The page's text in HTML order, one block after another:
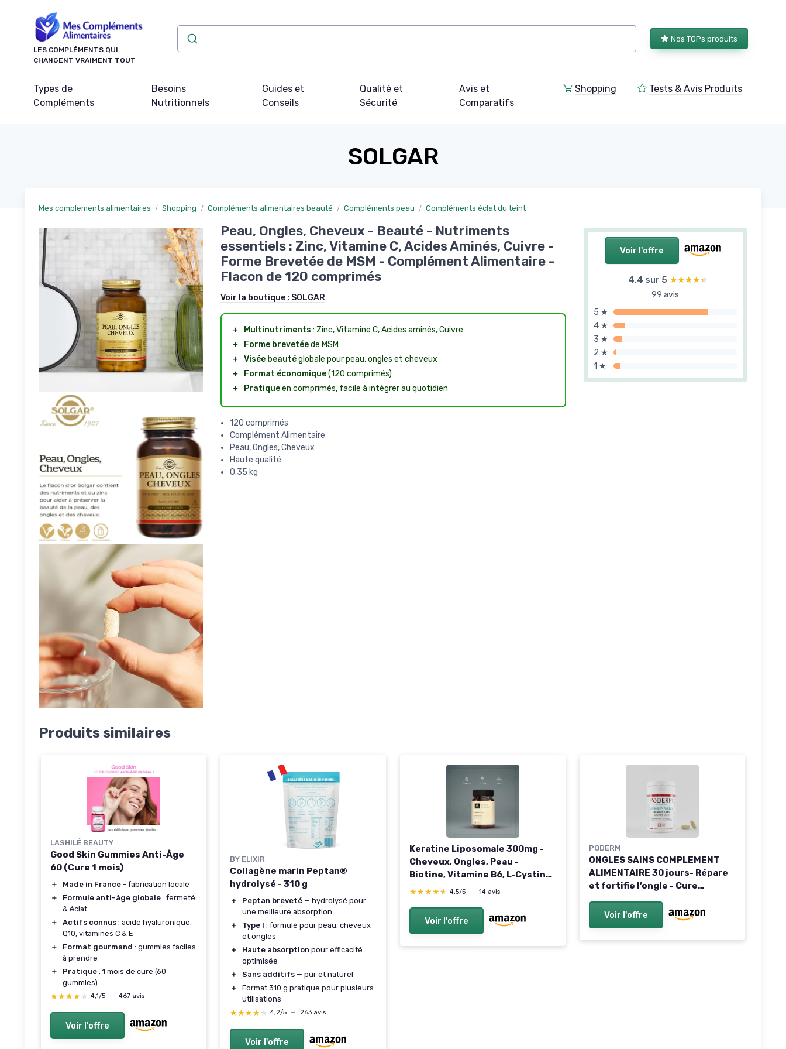
LES COMPLÉMENTS QUI
CHANGENT VRAIMENT TOUT
Nos TOPs produits
Types de
Compléments
Besoins
Nutritionnels
Guides et
Conseils
Qualité et
Sécurité
Avis et
Comparatifs
Shopping Tests & Avis Produits
SOLGAR
Mes complements alimentaires Shopping Compléments alimentaires beauté Compléments peau Compléments éclat du teint
Voir l'offre
4,4 sur 5 ★★★★★
★★★★★
99 avis
5 ★
4 ★
3 ★
2 ★
1 ★
Peau, Ongles, Cheveux - Beauté - Nutriments
essentiels : Zinc, Vitamine C, Acides Aminés, Cuivre -
Forme Brevetée de MSM - Complément Alimentaire -
Flacon de 120 comprimés
Voir la boutique : SOLGAR
＋ Multinutriments : Zinc, Vitamine C, Acides aminés, Cuivre
＋
Forme brevetéede MSM
＋ Visée beautéglobale pour peau, ongles et cheveux
＋
Format économique(120 comprimés)
＋
Pratiqueen comprimés, facile à intégrer au quotidien
120 comprimés
Complément Alimentaire
Peau, Ongles, Cheveux
Haute qualité
0.35 kg
Produits similaires
LASHILÉ BEAUTY
Good Skin Gummies Anti-Âge
60 (Cure 1 mois)
＋ Made in France - fabrication locale
＋
Formule anti-âge globale : fermeté
& éclat
＋
Actifs connus : acide hyaluronique,
Q10, vitamines C & E
＋
Format gourmand : gummies faciles
à prendre
＋
Pratique : 1 mois de cure (60
gummies)
★★★★★
★★★★★ 4,1/5 — 467 avis
Voir l'offre
BY ELIXIR
Collagène marin Peptan®
hydrolysé - 310 g
＋ Peptan breveté — hydrolysé pour
une meilleure absorption
＋
Type I : formulé pour peau, cheveux
et ongles
＋
Haute absorption pour efficacité
optimisée
＋
Sans additifs — pur et naturel
＋
Format 310 g pratique pour plusieurs
utilisations
★★★★★
★★★★★ 4,2/5 — 263 avis
Voir l'offre
Keratine Liposomale 300mg -
Cheveux, Ongles, Peau -
Biotine, Vitamine B6, L-Cystine
- A-Lab - 1 à 3 Gélules Par Jour
★★★★★
★★★★★ 4,5/5 — 14 avis
Voir l'offre
PODERM
ONGLES SAINS COMPLEMENT
ALIMENTAIRE 30 jours- Répare
et fortifie l’ongle - Cure
Facile & rapide - Swiss Made
Voir l'offre